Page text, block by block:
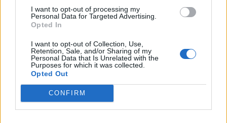
I want to opt-out of processing my
Personal Data for Targeted Advertising.
Opted In
I want to opt-out of Collection, Use,
Retention, Sale, and/or Sharing of my
Personal Data that Is Unrelated with the
Purposes for which it was collected.
Opted Out
CONFIRM
regisztrációhoz kötött.
Az előfizetés a következőket tartalmazza:
Kötéslisták: BÉT elmúlt 2 év napon belüli
kötéslistái